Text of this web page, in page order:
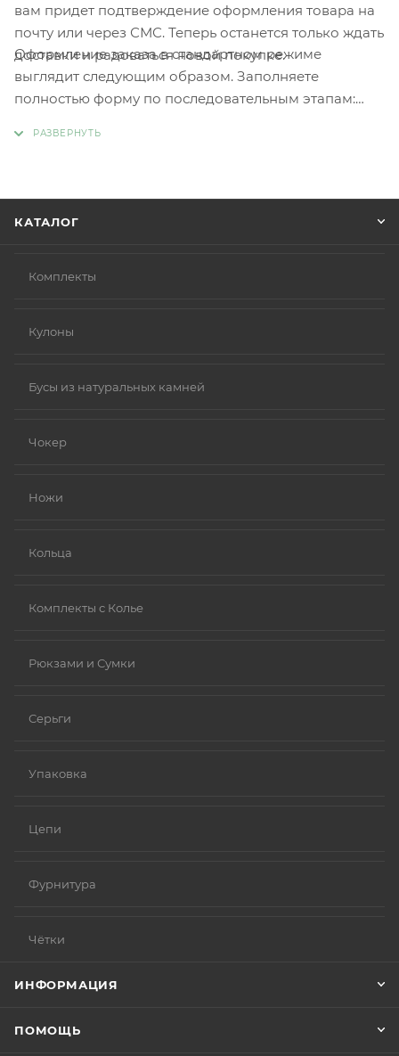
вам придет подтверждение оформления товара на
почту или через СМС. Теперь останется только ждать
доставки и радоваться новой покупке.
Оформление заказа в стандартном режиме
выглядит следующим образом. Заполняете
полностью форму по последовательным этапам:
КАТАЛОГ
Комплекты
Кулоны
Бусы из натуральных камней
Чокер
Ножи
Кольца
Комплекты с Колье
Рюкзами и Сумки
Серьги
Упаковка
Цепи
Фурнитура
Чётки
ИНФОРМАЦИЯ
ПОМОЩЬ